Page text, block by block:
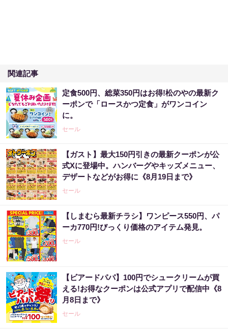
関連記事
定食500円、総菜350円はお得!松のやの最新ク
ーポンで「ロースかつ定食」がワンコイン
に。
セール
【ガスト】最大150円引きの最新クーポンが公
式Xに登場中。ハンバーグやキッズメニュー、
デザートなどがお得に《8月19日まで》
セール
【しまむら最新チラシ】ワンピース550円、パ
ーカ770円!びっくり価格のアイテム発見。
セール
【ビアードパパ】100円でシュークリームが買
える!お得なクーポンは公式アプリで配信中《8
月8日まで》
セール